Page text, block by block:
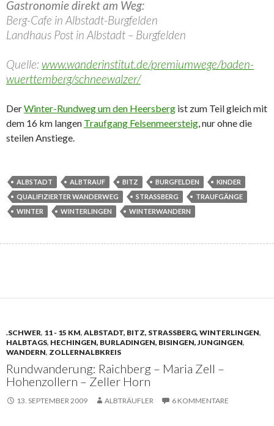
Gastronomie direkt am Weg:
Berg-Cafe in Albstadt-Burgfelden
Landhaus Post in Albstadt – Burgfelden
Quelle: www.wanderinstitut.de/premiumwege/baden-
wuerttemberg/schneewalzer/
DerWinter-Rundweg um den Heersberg ist zum Teil gleich mit
dem 16 km langen Traufgang Felsenmeersteig, nur ohne die
steilen Anstiege.
ALBSTADT ALBTRAUF BITZ BURGFELDEN
KINDER
QUALIFIZIERTER WANDERWEG
STRASSBERG
TRAUFGÄNGE
WINTER
WINTERLINGEN WINTERWANDERN
.SCHWER, 11 - 15 KM, ALBSTADT, BITZ, STRASSBERG, WINTERLINGEN
,
HALBTAGS, HECHINGEN, BURLADINGEN, BISINGEN, JUNGINGEN,
WANDERN, ZOLLERNALBKREIS
Rundwanderung: Raichberg – Maria Zell –
Hohenzollern – Zeller Horn
13. SEPTEMBER 2009 ALBTRÄUFLER 6 KOMMENTARE